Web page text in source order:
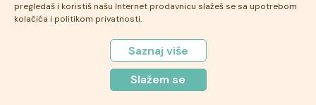
pregledaš i koristiš našu Internet prodavnicu slažeš se sa upotrebom
kolačića i politikom privatnosti.
Saznaj više
Slažem se